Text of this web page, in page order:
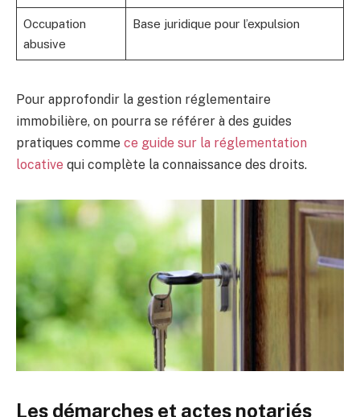
Occupation
abusive
Base juridique pour l’expulsion
Pour approfondir la gestion réglementaire
immobilière, on pourra se référer à des guides
pratiques comme ce guide sur la réglementation
locative qui complète la connaissance des droits.
Les démarches et actes notariés